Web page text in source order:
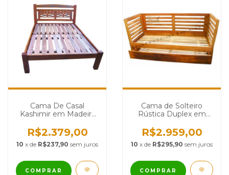
Cama De Casal
Kashimir em Madeira
1302
R$2.379,00
10 x de R$237,90 sem juros
COMPRAR
Cama de Solteiro
Rústica Duplex em
- Cód 1213
R$2.959,00
10 x de R$295,90 sem juros
COMPRAR